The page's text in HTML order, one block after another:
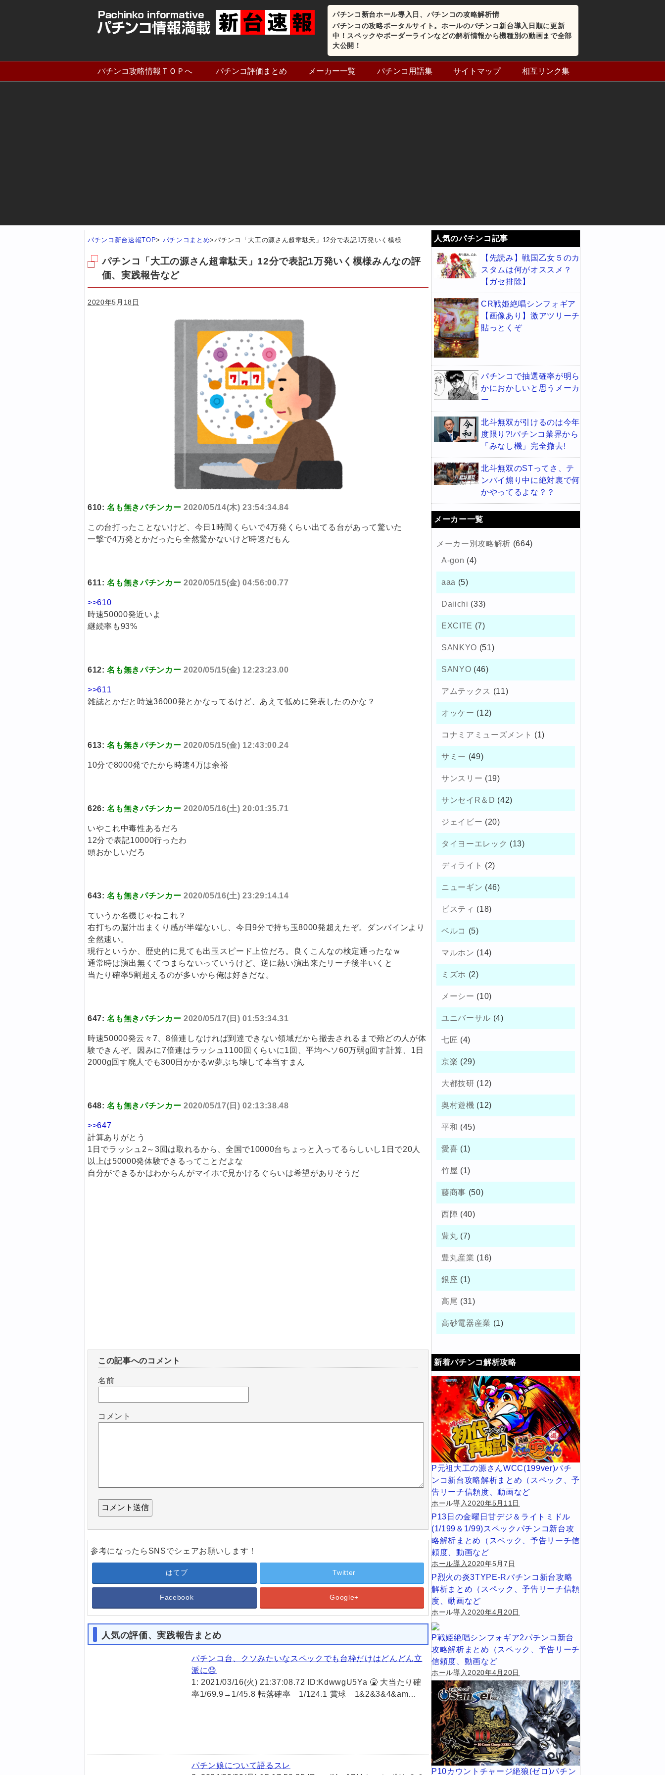
パチンコ新台ホール導入日、パチンコの攻略解析情
パチンコの攻略ポータルサイト。ホールのパチンコ新台導入日順に更新
中！スペックやボーダーラインなどの解析情報から機種別の動画まで全部
大公開！
パチンコ攻略情報ＴＯＰへ パチンコ評価まとめ メーカー一覧 パチンコ用語集 サイトマップ 相互リンク集
パチンコ新台速報TOP> パチンコまとめ>パチンコ「大工の源さん超韋駄天」12分で表記1万発いく模様
パチンコ「大工の源さん超韋駄天」12分で表記1万発いく模様みんなの評
価、実践報告など
2020年5月18日
610:名も無きパチンカー 2020/05/14(木) 23:54:34.84
この台打ったことないけど、今日1時間くらいで4万発くらい出てる台があって驚いた
一撃で4万発とかだったら全然驚かないけど時速だもん
611:名も無きパチンカー 2020/05/15(金) 04:56:00.77
>>610
時速50000発近いよ
継続率も93%
612:名も無きパチンカー 2020/05/15(金) 12:23:23.00
>>611
雑誌とかだと時速36000発とかなってるけど、あえて低めに発表したのかな？
613:名も無きパチンカー 2020/05/15(金) 12:43:00.24
10分で8000発でたから時速4万は余裕
626:名も無きパチンカー 2020/05/16(土) 20:01:35.71
いやこれ中毒性あるだろ
12分で表記10000行ったわ
頭おかしいだろ
643:名も無きパチンカー 2020/05/16(土) 23:29:14.14
ていうか名機じゃねこれ？
右打ちの脳汁出まくり感が半端ないし、今日9分で持ち玉8000発超えたぞ。ダンバインより
全然速い。
現行というか、歴史的に見ても出玉スピード上位だろ。良くこんなの検定通ったなｗ
通常時は演出無くてつまらないっていうけど、逆に熱い演出来たリーチ後半いくと
当たり確率5割超えるのが多いから俺は好きだな。
647:名も無きパチンカー 2020/05/17(日) 01:53:34.31
時速50000発云々7、8倍連しなければ到達できない領域だから撤去されるまで殆どの人が体
験できんぞ。因みに7倍連はラッシュ1100回くらいに1回、平均ヘソ60万弱g回す計算、1日
2000g回す廃人でも300日かかるw夢ぶち壊して本当すまん
648:名も無きパチンカー 2020/05/17(日) 02:13:38.48
>>647
計算ありがとう
1日でラッシュ2～3回は取れるから、全国で10000台ちょっと入ってるらしいし1日で20人
以上は50000発体験できるってことだよな
自分ができるかはわからんがマイホで見かけるぐらいは希望がありそうだ
この記事へのコメント
名前
コメント
参考になったらSNSでシェアお願いします！
はてブ Twitter
Facebook Google+
人気の評価、実践報告まとめ
パチンコ台、クソみたいなスペックでも台枠だけはどんどん立
派に😓
1: 2021/03/16(火) 21:37:08.72 ID:KdwwgU5Ya 🤮 大当たり確
率1/69.9→1/45.8 転落確率 1/124.1 賞球 1&2&3&4&am…
パチン娘について語るスレ
人気のパチンコ記事
【先読み】戦国乙女５のカ
スタムは何がオススメ？
【ガセ排除】
CR戦姫絶唱シンフォギア
【画像あり】激アツリーチ
貼っとくぞ
パチンコで抽選確率が明ら
かにおかしいと思うメーカ
ー
北斗無双が引けるのは今年
度限り?!パチンコ業界から
「みなし機」完全撤去!
北斗無双のSTってさ、テ
ンパイ煽り中に絶対裏で何
かやってるよな？？
メーカー一覧
メーカー別攻略解析 (664)
A-gon (4)
aaa (5)
Daiichi (33)
EXCITE (7)
SANKYO (51)
SANYO (46)
アムテックス (11)
オッケー (12)
コナミアミューズメント (1)
サミー (49)
サンスリー (19)
サンセイR＆D (42)
ジェイビー (20)
タイヨーエレック (13)
ディライト (2)
ニューギン (46)
ビスティ (18)
ベルコ (5)
マルホン (14)
ミズホ (2)
メーシー (10)
ユニバーサル (4)
七匠 (4)
京楽 (29)
大都技研 (12)
奥村遊機 (12)
平和 (45)
愛喜 (1)
竹屋 (1)
藤商事 (50)
西陣 (40)
豊丸 (7)
豊丸産業 (16)
銀座 (1)
高尾 (31)
高砂電器産業 (1)
新着パチンコ解析攻略
P元祖大工の源さんWCC(199ver)パチ
ンコ新台攻略解析まとめ（スペック、予
告リーチ信頼度、動画など
ホール導入2020年5月11日
P13日の金曜日甘デジ＆ライトミドル
(1/199＆1/99)スペックパチンコ新台攻
略解析まとめ（スペック、予告リーチ信
頼度、動画など
ホール導入2020年5月7日
P烈火の炎3TYPE-Rパチンコ新台攻略
解析まとめ（スペック、予告リーチ信頼
度、動画など
ホール導入2020年4月20日
P戦姫絶唱シンフォギア2パチンコ新台
攻略解析まとめ（スペック、予告リーチ
信頼度、動画など
ホール導入2020年4月20日
P10カウントチャージ絶狼(ゼロ)パチン